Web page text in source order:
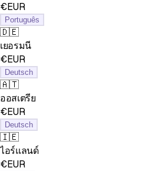
€EUR
Português
🇩🇪
เยอรมนี
€EUR
Deutsch
🇦🇹
ออสเตรีย
€EUR
Deutsch
🇮🇪
ไอร์แลนด์
€EUR